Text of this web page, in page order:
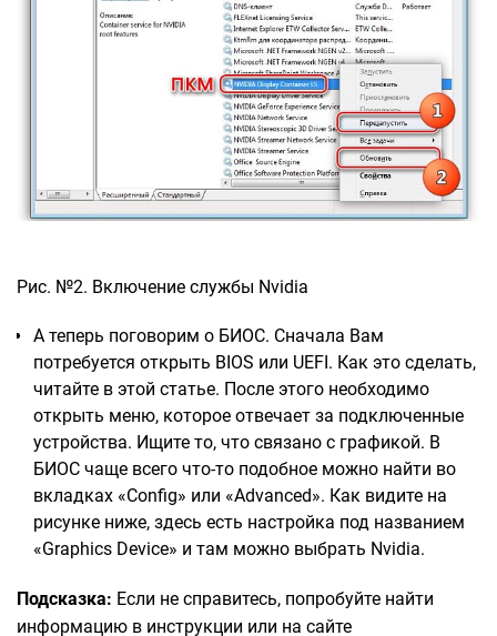
Рис. №2. Включение службы Nvidia
А теперь поговорим о БИОС. Сначала Вам
потребуется открыть BIOS или UEFI. Как это сделать,
читайте в этой статье. После этого необходимо
открыть меню, которое отвечает за подключенные
устройства. Ищите то, что связано с графикой. В
БИОС чаще всего что-то подобное можно найти во
вкладках «Config» или «Advanced». Как видите на
рисунке ниже, здесь есть настройка под названием
«Graphics Device» и там можно выбрать Nvidia.
Подсказка: Если не справитесь, попробуйте найти
информацию в инструкции или на сайте